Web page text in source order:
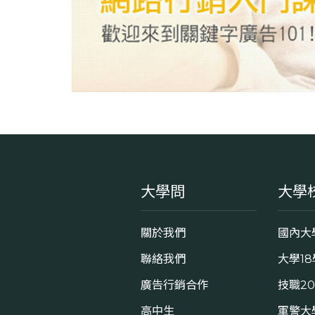
大學問
關於我們
聯絡我們
廣告行銷合作
高中生
大學
國內大
大學
技職
軍警大